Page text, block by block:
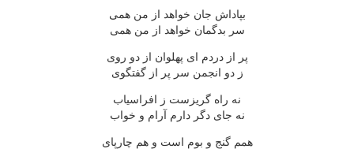
بپاداش جان خواهد از من همی
سر بدگمان خواهد از من همی
پر از دردم ای پهلوان از دو روی
ز دو انجمن سر پر از گفتگوی
نه راه گریزست ز افراسیاب
نه جای دگر دارم آرام و خواب
همم گنج و بوم است و هم چارپای